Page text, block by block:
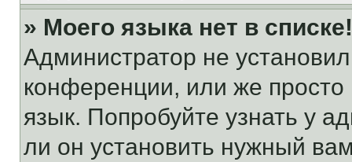
» Моего языка нет в списке!
Администратор не
конференции, или же
язык. Попробуйте узнать у
ли он установить нужный